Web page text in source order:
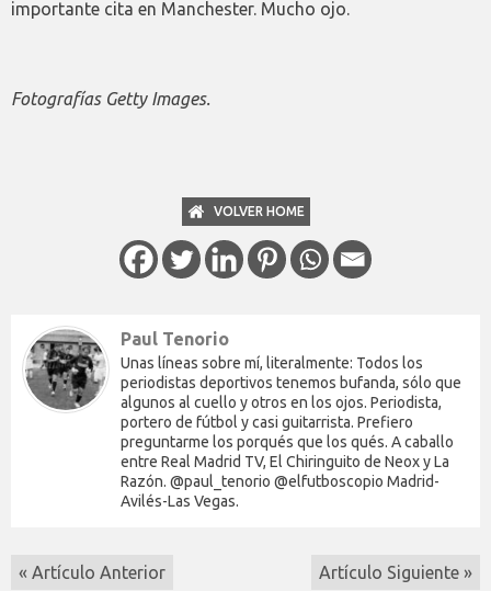
importante cita en Manchester. Mucho ojo.
Fotografías Getty Images.
VOLVER HOME
Paul Tenorio
Unas líneas sobre mí, literalmente: Todos los
periodistas deportivos tenemos bufanda, sólo que
algunos al cuello y otros en los ojos. Periodista,
portero de fútbol y casi guitarrista. Prefiero
preguntarme los porqués que los qués. A caballo
entre Real Madrid TV, El Chiringuito de Neox y La
Razón. @paul_tenorio @elfutboscopio Madrid-
Avilés-Las Vegas.
« Artículo Anterior Artículo Siguiente »